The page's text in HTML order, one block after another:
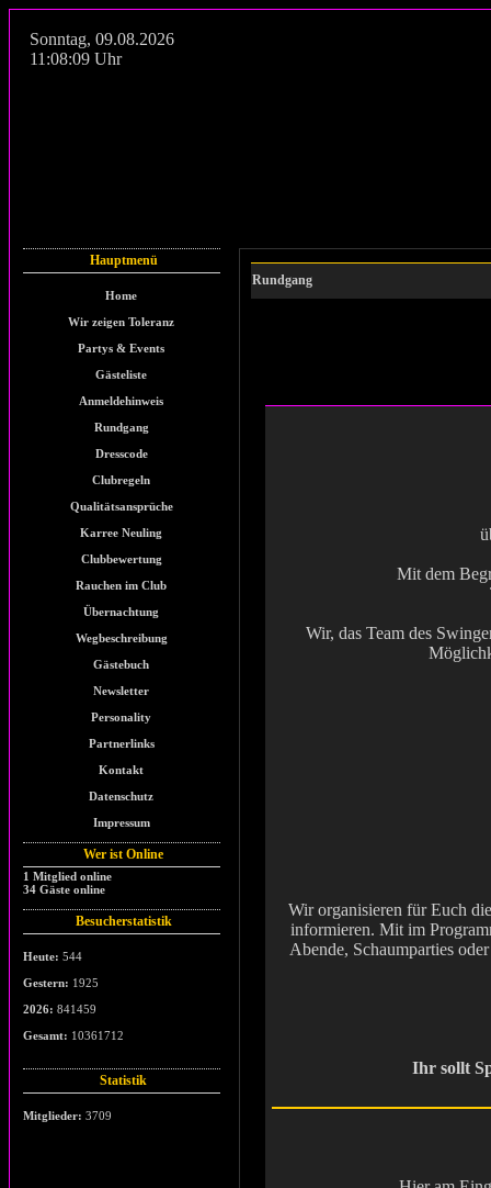
Sonntag, 09.08.2026
11:08:09 Uhr
Hauptmenü
Home
Wir zeigen Toleranz
Partys & Events
Gästeliste
Anmeldehinweis
Rundgang
Dresscode
Clubregeln
Qualitätsansprüche
Karree Neuling
Clubbewertung
Rauchen im Club
Übernachtung
Wegbeschreibung
Gästebuch
Newsletter
Personality
Partnerlinks
Kontakt
Datenschutz
Impressum
Wer ist Online
1 Mitglied online
34 Gäste online
Besucherstatistik
Heute: 544
Gestern: 1925
2026: 841459
Gesamt: 10361712
Statistik
Mitglieder: 3709
Rundgang
Mit dem
Wir, das Team des
Wir organisieren für Euch
informieren. Mit im
Abende, Schaumparties
Ihr sollt